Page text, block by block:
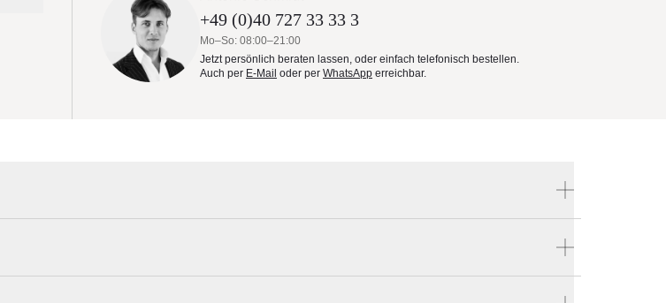
+49 (0)40 727 33 33 3
Mo–So: 08:00–21:00
Jetzt persönlich beraten lassen, oder einfach telefonisch bestellen.
Auch per E-Mail oder per WhatsApp erreichbar.